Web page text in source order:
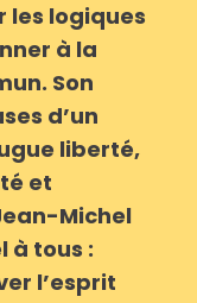
les logiques
à la
Son
d’un
liberté,
et
Michel
à tous :
l’esprit